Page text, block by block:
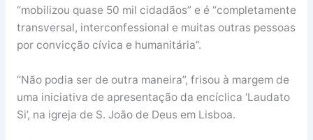
“mobilizou quase 50 mil cidadãos” e é “completamente
transversal, interconfessional e muitas outras pessoas
por convicção cívica e humanitária”.
“Não podia ser de outra maneira”, frisou à margem de
uma iniciativa de apresentação da encíclica ‘Laudato
Si’, na igreja de S. João de Deus em Lisboa.